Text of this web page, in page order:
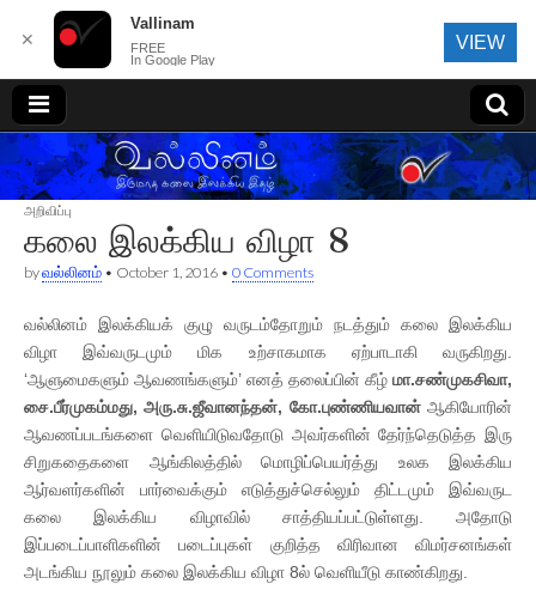
வல்லினம்
அறிவிப்பு
கலை இலக்கிய விழா 8
byவல்லினம் • October 1, 2016 • 0 Comments
வல்லினம் இலக்கியக் குழு வருடம்தோறும் நடத்தும் கலை இலக்கிய
விழா இவ்வருடமும் மிக உற்சாகமாக ஏற்பாடாகி வருகிறது.
‘ஆளுமைகளும் ஆவணங்களும்’ எனத் தலைப்பின் கீழ் மா.சண்முகசிவா,
சை.பீர்முகம்மது, அரு.சு.ஜீவானந்தன், கோ.புண்ணியவான்ஆகியோரின்
ஆவணப்படங்களை வெளியிடுவதோடு அவர்களின் தேர்ந்தெடுத்த இரு
சிறுகதைகளை ஆங்கிலத்தில் மொழிப்பெயர்த்து உலக இலக்கிய
ஆர்வளர்களின் பார்வைக்கும் எடுத்துச்செல்லும் திட்டமும் இவ்வருட
கலை இலக்கிய விழாவில் சாத்தியப்பட்டுள்ளது. அதோடு
இப்படைப்பாளிகளின் படைப்புகள் குறித்த விரிவான விமர்சனங்கள்
அடங்கிய நூலும் கலை இலக்கிய விழா 8ல் வெளியீடு காண்கிறது.
✕
Vallinam
FREE
In Google Play
VIEW